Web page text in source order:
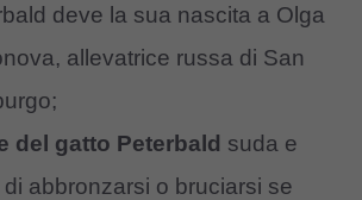
deve la sua nascita a Olga
allevatrice russa di San
del gatto Peterbald suda e
di abbronzarsi o bruciarsi se